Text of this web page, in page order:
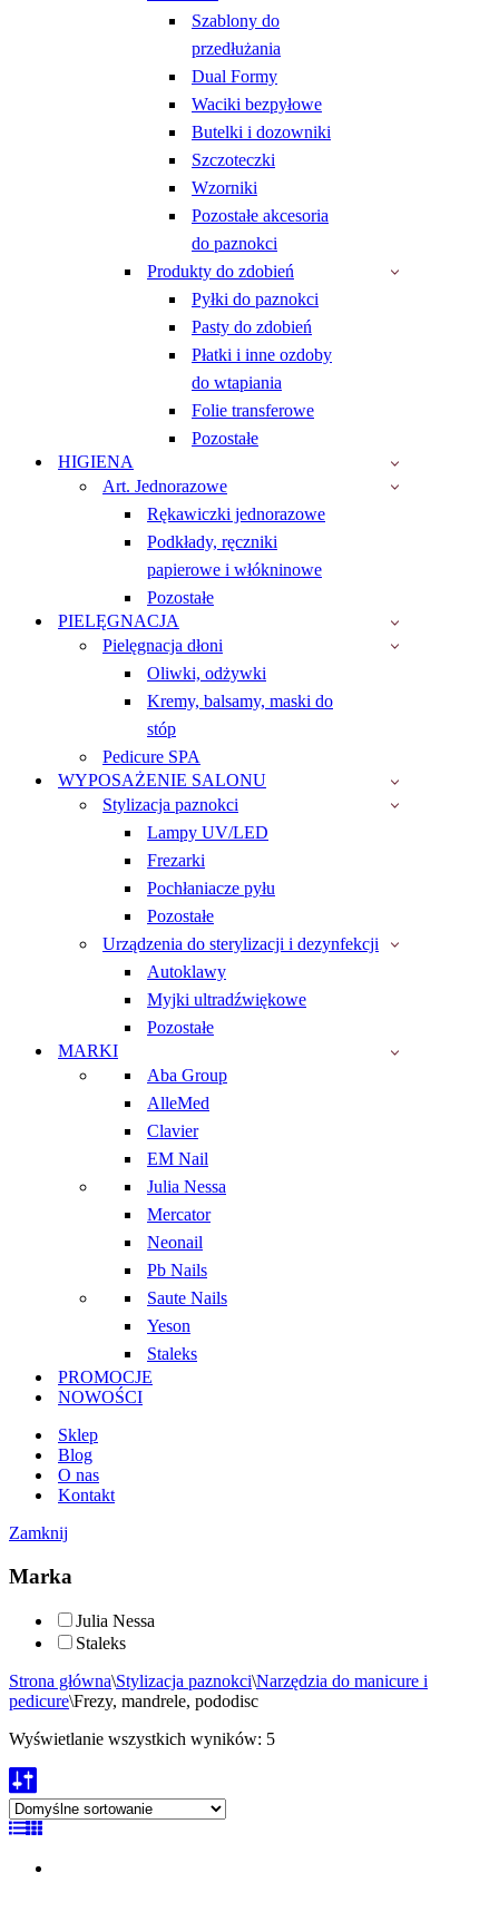
Szablony do
przedłużania
Dual Formy
Waciki bezpyłowe
Butelki i dozowniki
Szczoteczki
Wzorniki
Pozostałe akcesoria
do paznokci
Produkty do zdobień
Pyłki do paznokci
Pasty do zdobień
Płatki i inne ozdoby
do wtapiania
Folie transferowe
Pozostałe
HIGIENA
Art. Jednorazowe
Rękawiczki jednorazowe
Podkłady, ręczniki
papierowe i włókninowe
Pozostałe
PIELĘGNACJA
Pielęgnacja dłoni
Oliwki, odżywki
Kremy, balsamy, maski do
stóp
Pedicure SPA
WYPOSAŻENIE SALONU
Stylizacja paznokci
Lampy UV/LED
Frezarki
Pochłaniacze pyłu
Pozostałe
Urządzenia do sterylizacji i dezynfekcji
Autoklawy
Myjki ultradźwiękowe
Pozostałe
MARKI
Aba Group
AlleMed
Clavier
EM Nail
Julia Nessa
Mercator
Neonail
Pb Nails
Saute Nails
Yeson
Staleks
PROMOCJE
NOWOŚCI
Sklep
Blog
O nas
Kontakt
Zamknij
Marka
Julia Nessa
Staleks
Strona główna\Stylizacja paznokci\Narzędzia do manicure i
pedicure\Frezy, mandrele, pododisc
Wyświetlanie wszystkich wyników: 5